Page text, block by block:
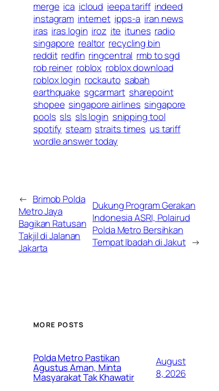
merge ica icloud ieepa tariff indeed
instagram internet ipps-a iran news
iras iras login iroz ite itunes radio
singapore realtor recycling bin
reddit redfin ringcentral rmb to sgd
rob reiner roblox roblox download
roblox login rockauto sabah
earthquake sgcarmart sharepoint
shopee singapore airlines singapore
pools sls sls login snipping tool
spotify steam straits times us tariff
wordle answer today
← Brimob Polda
Metro Jaya
Bagikan Ratusan
Takjil di Jalanan
Jakarta
Dukung Program Gerakan
Indonesia ASRI, Polairud
Polda Metro Bersihkan
Tempat Ibadah di Jakut →
MORE POSTS
Polda Metro Pastikan
Agustus Aman, Minta
Masyarakat Tak Khawatir
August
8, 2026